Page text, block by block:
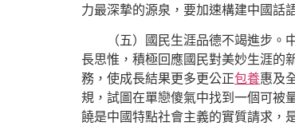
力最深摯的源泉，要加速構建中國話
（五）國民生涯品德不竭進步
長思惟，積極回應國民對美妙生涯的
務，使成長結果更多更公正包養惠及
規，試圖在單戀傻氣中找到一個可被
饒是中國特點社會主義的實質請求，